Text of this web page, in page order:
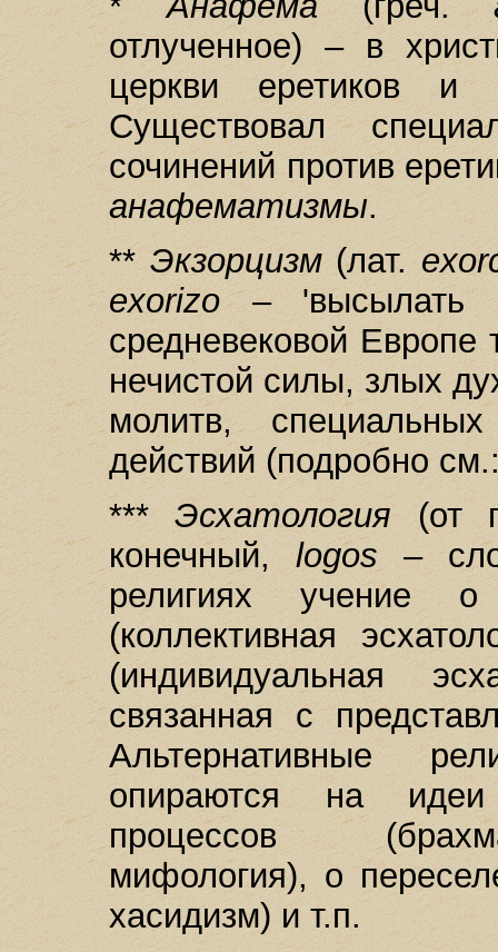
отлученное) – в
церкви еретиков и
Существовал
сочинений против
анафематизмы.
**Экзорцизм(лат.
exorizo– 'высылать
средневековой Европе
нечистой силы, злых
молитв,
действий (подробно
***Эсхатология(от
конечный,logos–
религиях учение
(коллективная
(индивидуальная
связанная с
Альтернативные
опираются на
процессов
мифология), о
хасидизм) и т.п.